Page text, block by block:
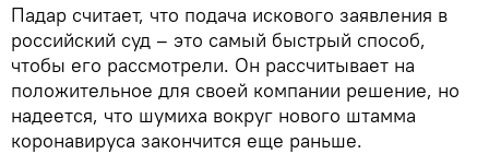
Падар считает, что подача искового заявления в
российский суд – это самый быстрый способ,
чтобы его рассмотрели. Он рассчитывает на
положительное для своей компании решение, но
надеется, что шумиха вокруг нового штамма
коронавируса закончится еще раньше.